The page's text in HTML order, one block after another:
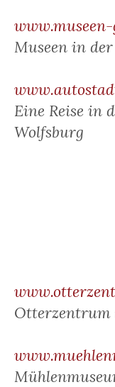
Museen in
Eine Reise in
Wolfsburg
Otterzentrum